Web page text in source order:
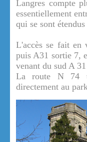
Langres compte
essentiellement
qui se sont
L'accès se fait en
puis A31 sortie 7,
venant du sud A
La route N 74
directement au